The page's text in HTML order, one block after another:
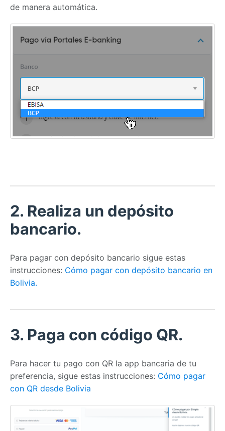
de manera automática.
2. Realiza un depósito
bancario.
Para pagar con depósito bancario sigue estas
instrucciones: Cómo pagar con depósito bancario en
Bolivia.
3. Paga con código QR.
Para hacer tu pago con QR la app bancaria de tu
preferencia, sigue estas instrucciones: Cómo pagar
con QR desde Bolivia